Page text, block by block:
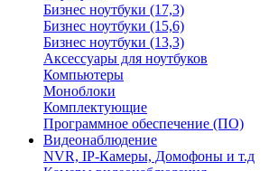
Бизнес ноутбуки (17,3)
Бизнес ноутбуки (15,6)
Бизнес ноутбуки (13,3)
Аксессуары для ноутбуков
Компьютеры
Моноблоки
Комплектующие
Программное обеспечение (ПО)
Видеонаблюдение
NVR, IP-Камеры, Домофоны и т.д